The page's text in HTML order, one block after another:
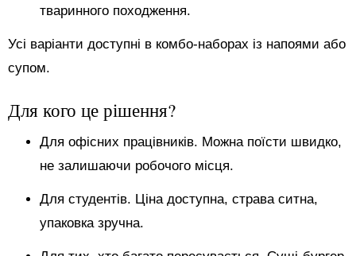
тваринного походження.
Усі варіанти доступні в комбо-наборах із напоями або
супом.
Для кого це рішення?
Для офісних працівників. Можна поїсти швидко,
не залишаючи робочого місця.
Для студентів. Ціна доступна, страва ситна,
упаковка зручна.